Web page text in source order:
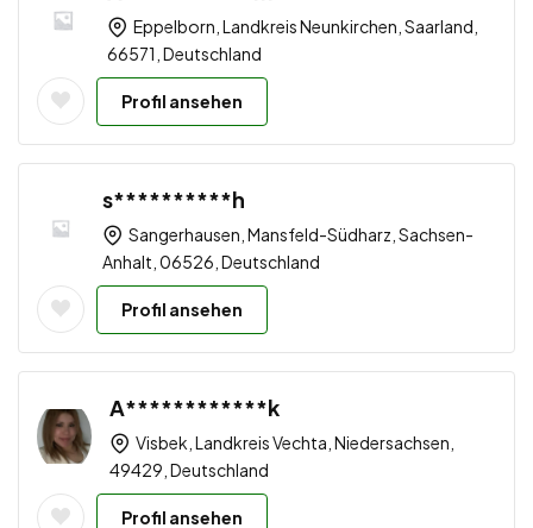
Eppelborn, Landkreis Neunkirchen, Saarland,
66571, Deutschland
Profil ansehen
s**********h
Sangerhausen, Mansfeld-Südharz, Sachsen-
Anhalt, 06526, Deutschland
Profil ansehen
A************k
Visbek, Landkreis Vechta, Niedersachsen,
49429, Deutschland
Profil ansehen